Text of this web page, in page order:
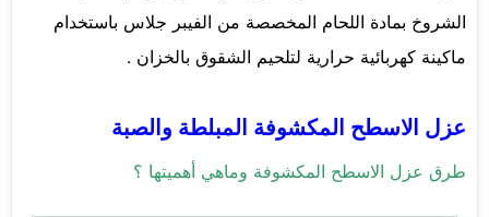
الشروخ بمادة اللحام المخصصة من الفيبر جلاس باستخدام
ماكينة كهربائية حرارية لتلحيم الشقوق بالخزان .
عزل الاسطح المكشوفة المبلطة والصبة
طرق عزل الاسطح المكشوفة وماهي أهميتها ؟